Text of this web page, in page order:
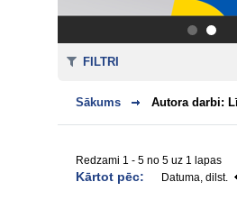
.
Sākums Autora darbi:
Redzami 1 - 5 no 5 uz 1 lapas
Kārtot pēc: Datuma, dilst.
FILTRI